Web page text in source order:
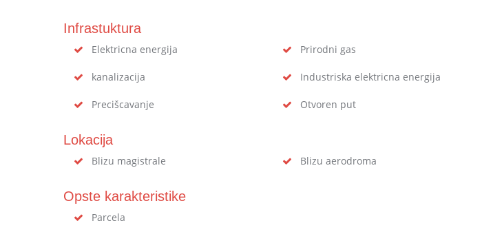
Infrastuktura
Elektricna energija Prirodni gas
kanalizacija Industriska elektricna energija
Precišcavanje Otvoren put
Lokacija
Blizu magistrale Blizu aerodroma
Opste karakteristike
Parcela